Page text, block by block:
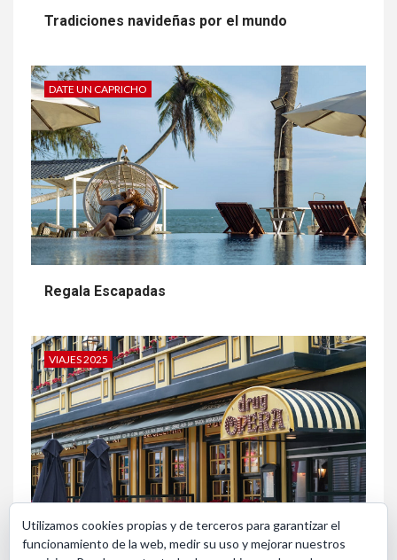
Tradiciones navideñas por el mundo
DATE UN CAPRICHO
Regala Escapadas
VIAJES 2025
Utilizamos cookies propias y de terceros para garantizar el
funcionamiento de la web, medir su uso y mejorar nuestros